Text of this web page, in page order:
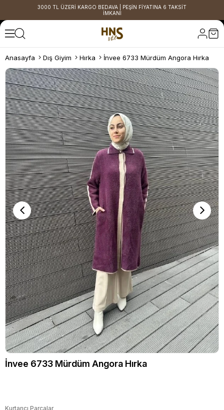
3000 TL ÜZERİ KARGO BEDAVA | PEŞİN FİYATINA 6 TAKSİT
İMKANI
Anasayfa Dış Giyim Hırka İnvee 6733 Mürdüm Angora Hırka
İnvee 6733 Mürdüm Angora Hırka
Kurtarıcı Parçalar